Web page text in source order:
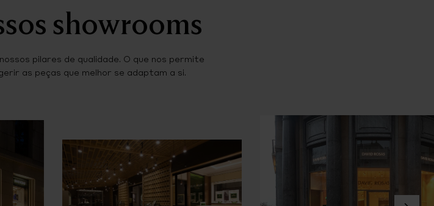
showrooms
pilares de qualidade. O que nos permite
as peças que melhor se adaptam a si.